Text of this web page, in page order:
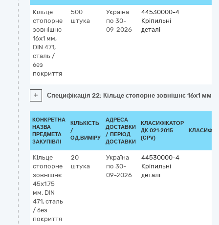
Кільце
стопорне
зовнішнє
16x1 мм,
DIN 471,
сталь /
без
покриття
500
штука
Україна
по 30-
09-2026
44530000-4
Кріпильні
деталі
+ Специфікація 22: Кільце стопорне зовнішнє 16x1 мм,
КОНКРЕТНА
НАЗВА
ПРЕДМЕТА
ЗАКУПІВЛІ
КІЛЬКІСТЬ
/
ОД.ВИМІРУ
АДРЕСА
ДОСТАВКИ
/ ПЕРІОД
ДОСТАВКИ
КЛАСИФІКАТОР
ДК 021:2015
(CPV)
Кільце
стопорне
зовнішнє
45x1.75
мм, DIN
471, сталь
/ без
покриття
20
штука
Україна
по 30-
09-2026
44530000-4
Кріпильні
деталі